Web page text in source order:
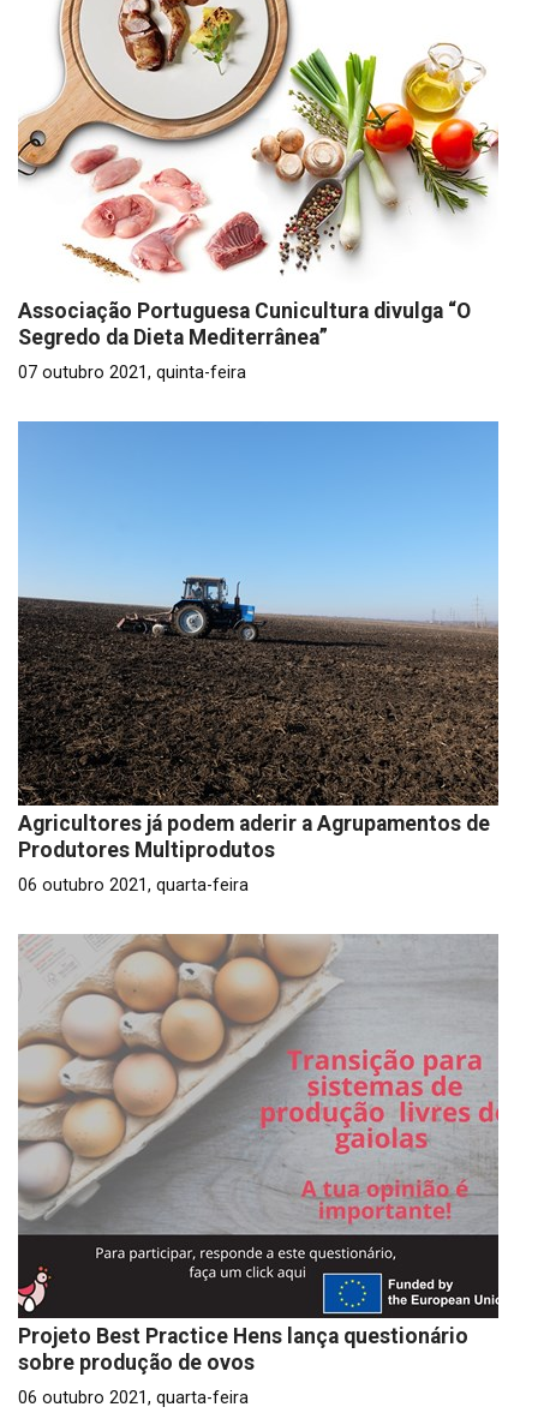
Associação Portuguesa Cunicultura divulga “O
Segredo da Dieta Mediterrânea”
07 outubro 2021, quinta-feira
Agricultores já podem aderir a Agrupamentos de
Produtores Multiprodutos
06 outubro 2021, quarta-feira
Projeto Best Practice Hens lança questionário
sobre produção de ovos
06 outubro 2021, quarta-feira